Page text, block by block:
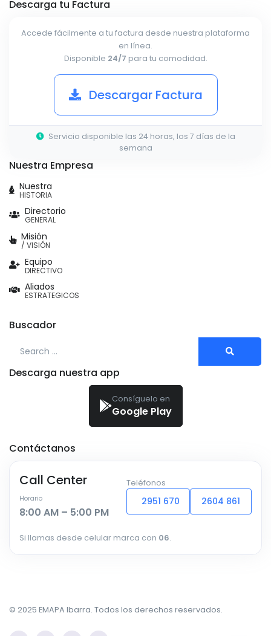
Descarga tu Factura
Accede fácilmente a tu factura desde nuestra plataforma
en línea.
Disponible 24/7 para tu comodidad.
Descargar Factura
Servicio disponible las 24 horas, los 7 días de la
semana
Nuestra Empresa
Nuestra
HISTORIA
Directorio
GENERAL
Misión
/ VISIÓN
Equipo
DIRECTIVO
Aliados
ESTRATEGICOS
Buscador
Descarga nuestra app
Consíguelo en
Google Play
Contáctanos
Call Center
Horario
8:00 AM – 5:00 PM
Teléfonos
2951 670 2604 861
Si llamas desde celular marca con 06.
© 2025 EMAPA Ibarra. Todos los derechos reservados.